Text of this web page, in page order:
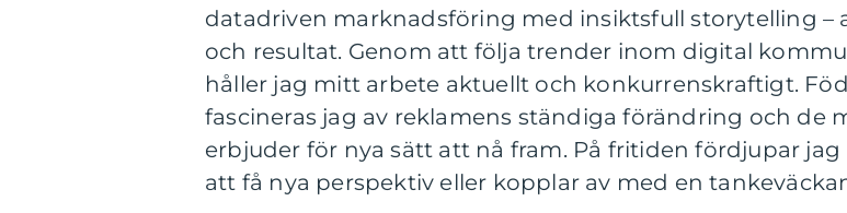
datadriven marknadsföring med insiktsfull storytelling –
och resultat. Genom att följa trender inom digital
håller jag mitt arbete aktuellt och konkurrenskraftigt.
fascineras jag av reklamens ständiga förändring och de
erbjuder för nya sätt att nå fram. På fritiden fördjupar
att få nya perspektiv eller kopplar av med en